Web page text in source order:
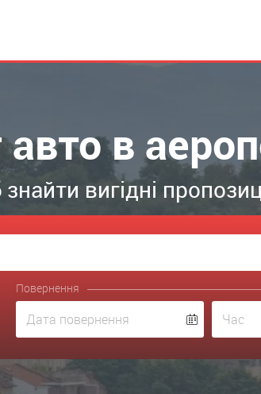
в
вигідні
Повернення